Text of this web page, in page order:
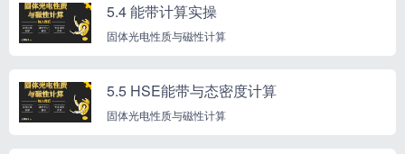
5.4 能带计算实操
固体光电性质与磁性计算
5.5 HSE能带与态密度计算
固体光电性质与磁性计算